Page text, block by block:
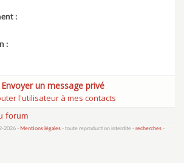
:
:
Envoyer un message privé
l'utilisateur à mes contacts
forum
2026 - Mentions légales - toute reproduction interdite - recherches -